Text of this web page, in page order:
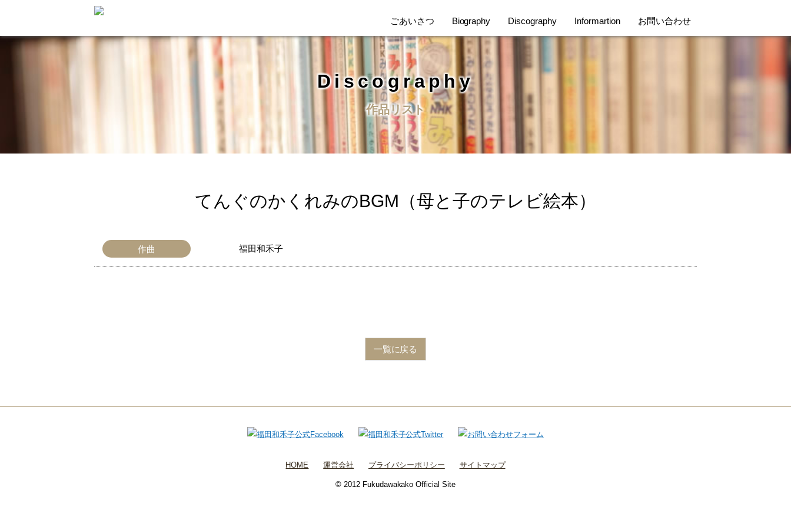
ごあいさつ Biography Discography Informartion お問い合わせ
Discography
作品リスト
てんぐのかくれみのBGM（母と子のテレビ絵本）
作曲 福田和禾子
一覧に戻る
HOME 運営会社 プライバシーポリシー サイトマップ
© 2012 Fukudawakako Official Site